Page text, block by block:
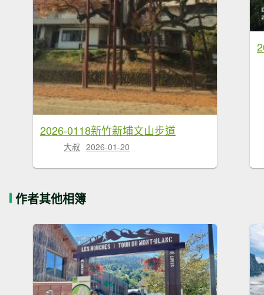
2026-0118新竹新埔文山步道
大叔 2026-01-20
作者其他相簿